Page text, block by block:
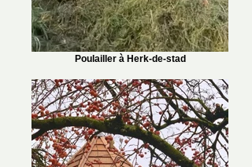
Poulailler à Herk-de-stad